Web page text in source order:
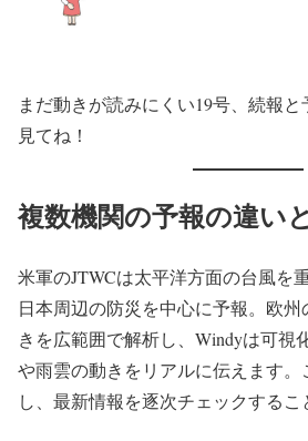
まだ動きが読みにくい19号、続報
見てね！
複数機関の予報の違い
米軍のJTWCは太平洋方面の台風を
日本周辺の防災を中心に予報。欧
きを広範囲で解析し、Windyは可視
や雨雲の動きをリアルに伝えます
し、最新情報を逐次チェックするこ